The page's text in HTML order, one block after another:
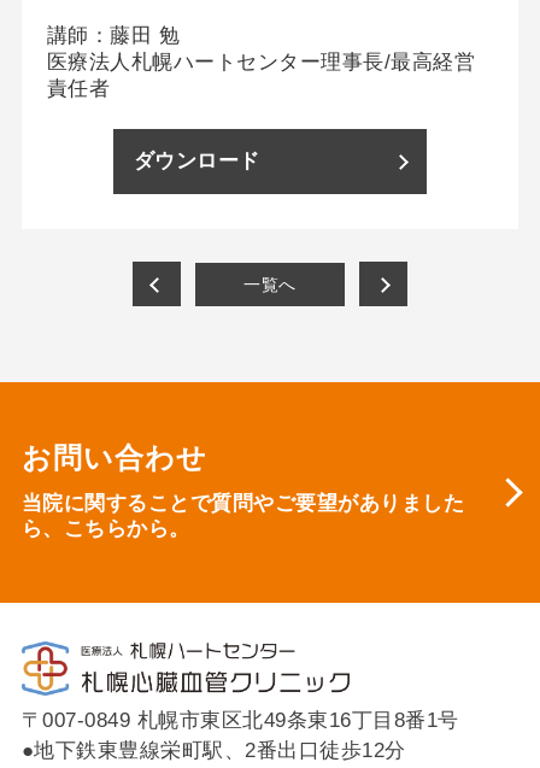
講師：藤田 勉
医療法人札幌ハートセンター理事長/最高経営
責任者
ダウンロード
一覧へ
お問い合わせ
当院に関することで質問やご要望がありました
ら、
こちらから。
〒007-0849 札幌市東区北49条東16丁目8番1号
●地下鉄東豊線栄町駅、2番出口徒歩12分